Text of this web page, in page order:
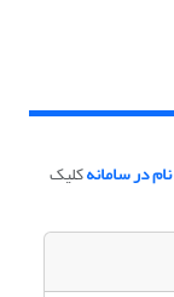
در سامانهکلیک